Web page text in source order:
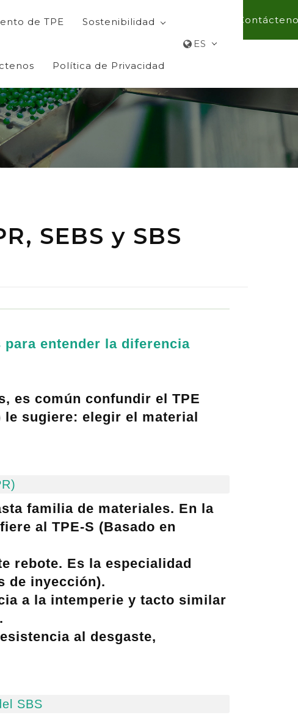
de TPE Sostenibilidad
Política de Privacidad
ES
SEBS y SBS
para entender la diferencia
es común confundir el TPE
le sugiere: elegir el material
familia de materiales. En la
alTPE-S (Basado en
rebote. Es la especialidad
de inyección).
a la intemperie y tacto similar
al desgaste,
SBS